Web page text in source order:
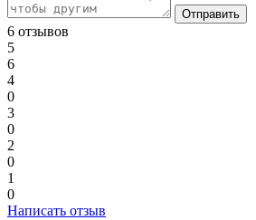
Отправить
6 отзывов
5
6
4
0
3
0
2
0
1
0
Написать отзыв